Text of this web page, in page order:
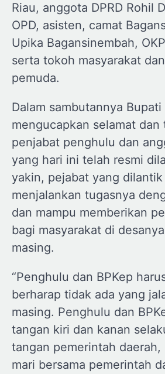
Riau, anggota DPRD Rohil
OPD, asisten, camat
Upika Bagansinembah,
serta tokoh masyarakat
pemuda.
Dalam sambutannya Bupati
mengucapkan selamat dan
penjabat penghulu dan
yang hari ini telah resmi
yakin, pejabat yang dilantik
menjalankan tugasnya
dan mampu memberikan
bagi masyarakat di
masing.
“Penghulu dan BPKep
berharap tidak ada yang
masing. Penghulu dan
tangan kiri dan kanan
tangan pemerintah
mari bersama pemerintah